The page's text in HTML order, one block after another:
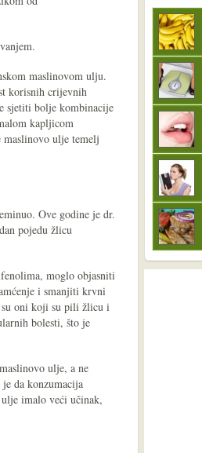
maslinovom ulju.
korisnih crijevnih
sjetiti bolje kombinacije
kapljicom
maslinovo ulje temelj
Ove godine je dr.
pojedu žlicu
moglo objasniti
i smanjiti krvni
oni koji su pili žlicu i
bolesti, što je
ulje, a ne
da konzumacija
imalo veći učinak,